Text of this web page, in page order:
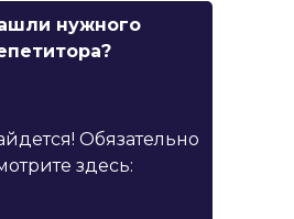
нужного
Обязательно
здесь: